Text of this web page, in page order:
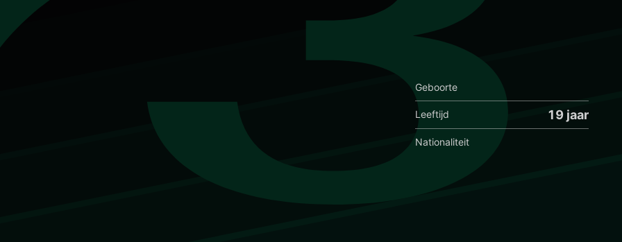
Geboorte
Leeftijd 19 jaar
Nationaliteit